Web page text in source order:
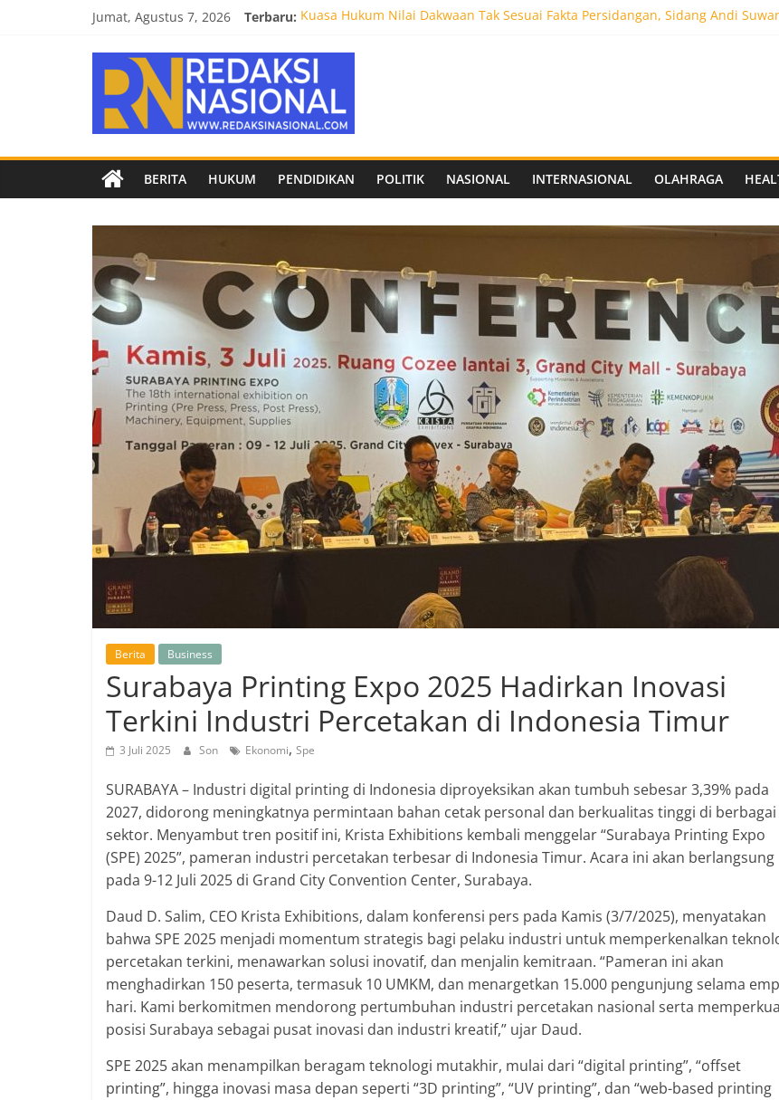
Jumat, Agustus 7, 2026 Terbaru: Kuasa Hukum Nilai Dakwaan Tak Sesuai Fakta Persidangan, Sidang Andi
Kendal Tornado FC Siapkan Stadion Berkapasitas 10 Ribu Penonton, Dekat Exit
Empat Tim Fakultas Vokasi UNAIR Mulai Perjuangan di Final OLIVIA XI 2026
Biro Hukum Setdaprov Jatim Matangkan Keamanan Website dan Siapkan
Redaksi
Nasional
Berita
terpercaya
netral
BERITA HUKUM PENDIDIKAN POLITIK NASIONAL INTERNASIONAL OLAHRAGA
Berita Business
Surabaya Printing Expo 2025 Hadirkan Inovasi
Terkini Industri Percetakan di Indonesia Timur
3 Juli 2025 Son Ekonomi, Spe
SURABAYA – Industri digital printing di Indonesia diproyeksikan akan tumbuh sebesar 3,39% pada
2027, didorong meningkatnya permintaan bahan cetak personal dan berkualitas tinggi di berbagai
sektor. Menyambut tren positif ini, Krista Exhibitions kembali menggelar “Surabaya Printing Expo
(SPE) 2025”, pameran industri percetakan terbesar di Indonesia Timur. Acara ini akan berlangsung
pada 9-12 Juli 2025 di Grand City Convention Center, Surabaya.
Daud D. Salim, CEO Krista Exhibitions, dalam konferensi pers pada Kamis (3/7/2025), menyatakan
bahwa SPE 2025 menjadi momentum strategis bagi pelaku industri untuk memperkenalkan
percetakan terkini, menawarkan solusi inovatif, dan menjalin kemitraan. “Pameran ini akan
menghadirkan 150 peserta, termasuk 10 UMKM, dan menargetkan 15.000 pengunjung selama
hari. Kami berkomitmen mendorong pertumbuhan industri percetakan nasional serta
posisi Surabaya sebagai pusat inovasi dan industri kreatif,” ujar Daud.
SPE 2025 akan menampilkan beragam teknologi mutakhir, mulai dari “digital printing”, “offset
printing”, hingga inovasi masa depan seperti “3D printing”, “UV printing”, dan “web-based printing